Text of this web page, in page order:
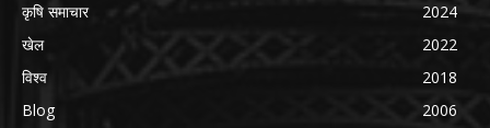
कृषि समाचार
2024
खेल
2022
विश्व
2018
Blog
2006